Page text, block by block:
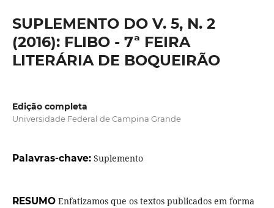
SUPLEMENTO DO V. 5, N. 2
(2016): FLIBO - 7ª FEIRA
LITERÁRIA DE BOQUEIRÃO
Edição completa
Universidade Federal de Campina Grande
Palavras-chave: Suplemento
RESUMOEnfatizamos que os textos publicados em forma